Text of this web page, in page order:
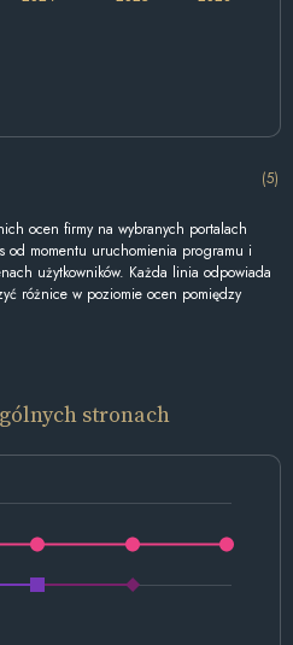
(5)
ocen firmy na wybranych portalach
od momentu uruchomienia programu i
użytkowników. Każda linia odpowiada
różnice w poziomie ocen pomiędzy
stronach